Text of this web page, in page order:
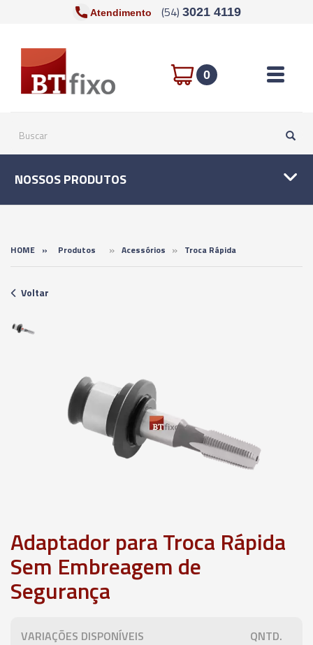
Atendimento (54) 3021 4119
0 Toggle
NOSSOS PRODUTOS
HOME » Produtos » Acessórios » Troca Rápida
Voltar
Adaptador para Troca Rápida
Sem Embreagem de
Segurança
VARIAÇÕES DISPONÍVEIS QNTD.